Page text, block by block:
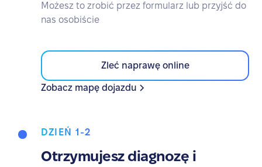
Możesz to zrobić przez formularz lub przyjść do
nas osobiście
Zleć naprawę online
Zobacz mapę dojazdu
DZIEŃ 1-2
Otrzymujesz diagnozę i